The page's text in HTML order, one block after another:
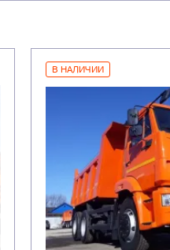
В НАЛИЧИИ